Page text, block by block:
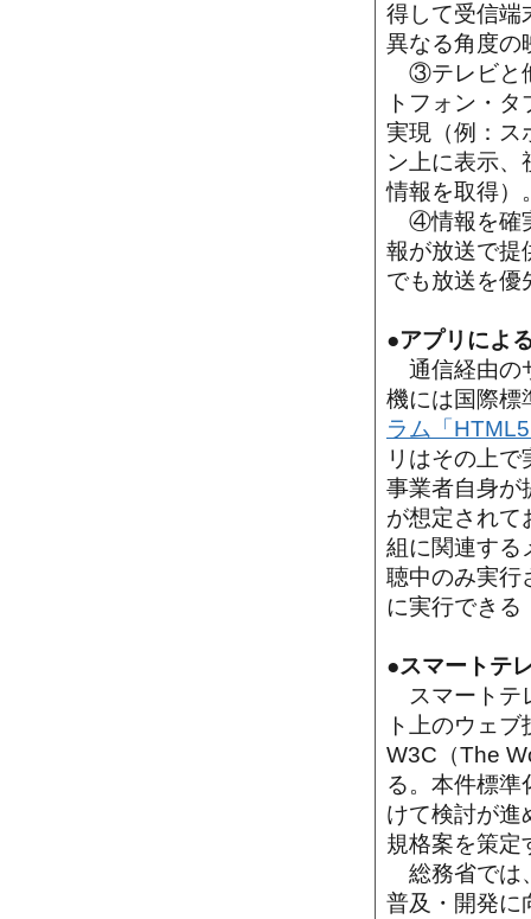
得して受信端
異なる角度の
③テレビと
トフォン・
実現（例：ス
ン上に表示、
情報を取得）
④情報を確
報が放送で提
でも放送を優
●アプリによ
通信経由の
機には国際標
ラム「
リはその上
事業者自身が
が想定されて
組に関連する
聴中のみ実行
に実行できる
●スマートテ
スマートテ
ト上のウェ
W3C（The
る。本件標
けて検討が進
規格案を策定
総務省では
普及・開発に